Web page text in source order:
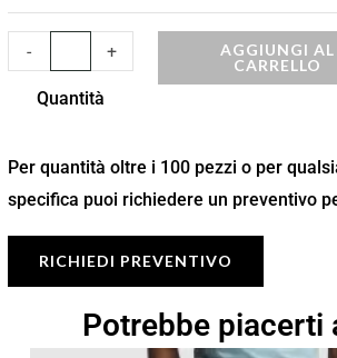
- +
AGGIUNGI AL
CARRELLO
Quantità
Per quantità oltre i 100 pezzi o per
specifica puoi richiedere un preventivo
RICHIEDI PREVENTIVO
Potrebbe piacerti